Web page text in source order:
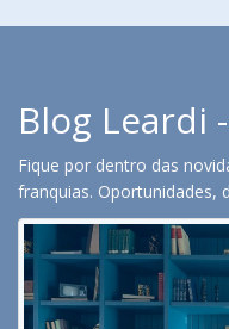
Blog Leardi
Fique por dentro das
franquias. Oportunidades,